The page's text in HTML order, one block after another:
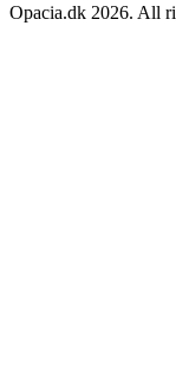
Opacia.dk 2026. All